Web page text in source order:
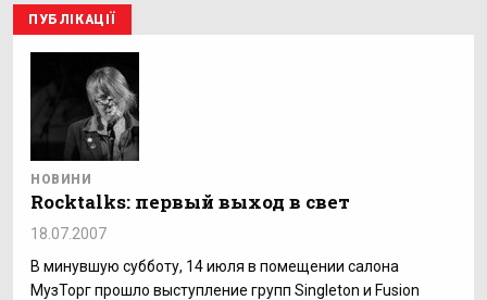
ПУБЛІКАЦІЇ
НОВИНИ
Rocktalks: первый выход в свет
18.07.2007
В минувшую субботу, 14 июля в помещении салона
МузТорг прошло выступление групп Singleton и Fusion